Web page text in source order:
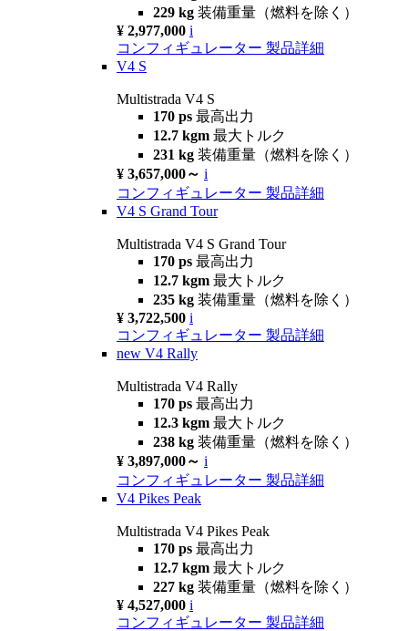
229 kg 装備重量（燃料を除く）
¥ 2,977,000 i
コンフィギュレーター 製品詳細
V4 S
Multistrada V4 S
170 ps 最高出力
12.7 kgm 最大トルク
231 kg 装備重量（燃料を除く）
¥ 3,657,000～ i
コンフィギュレーター 製品詳細
V4 S Grand Tour
Multistrada V4 S Grand Tour
170 ps 最高出力
12.7 kgm 最大トルク
235 kg 装備重量（燃料を除く）
¥ 3,722,500 i
コンフィギュレーター 製品詳細
new V4 Rally
Multistrada V4 Rally
170 ps 最高出力
12.3 kgm 最大トルク
238 kg 装備重量（燃料を除く）
¥ 3,897,000～ i
コンフィギュレーター 製品詳細
V4 Pikes Peak
Multistrada V4 Pikes Peak
170 ps 最高出力
12.7 kgm 最大トルク
227 kg 装備重量（燃料を除く）
¥ 4,527,000 i
コンフィギュレーター 製品詳細